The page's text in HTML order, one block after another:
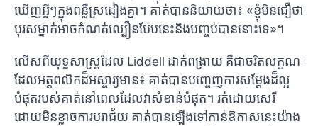
ឃើញ​អ្វី​ៗ​ក្នុង​ពន្លឺ​ស្រដៀង​គ្នា។ គាត់​បាន​និយាយ​ថា​៖ «​ខ្ញុំ​មិន​ជឿ​ថា​
បុរស​ម្នាក់​អាច​កំណត់​ល្បឿន​បែប​នេះ​និង​បញ្ចប់​បាន​នោះ​ទេ​»​។
លើសពីយុទ្ធសាស្ត្រដែល Liddell ដាក់ពង្រាយ គឺជាចរិតលក្ខណៈ
ដែលអត្តពលិកដ៏អស្ចារ្យមាន៖ គាត់បានបញ្ចេញការសម្តែងដ៏ល្អ
បំផុតរបស់គាត់នៅពេលដែលវាសំខាន់បំផុត។ រត់ដោយសេរី
ដោយមិនខ្លាចការបរាជ័យ គាត់បានឡើងទៅកាន់ឱកាសនេះយ៉ាង